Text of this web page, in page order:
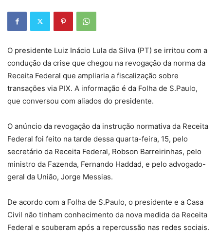
O presidente Luiz Inácio Lula da Silva (PT) se irritou com a
condução da crise que chegou na revogação da norma da
Receita Federal que ampliaria a fiscalização sobre
transações via PIX. A informação é da Folha de S.Paulo,
que conversou com aliados do presidente.
O anúncio da revogação da instrução normativa da Receita
Federal foi feito na tarde dessa quarta-feira, 15, pelo
secretário da Receita Federal, Robson Barreirinhas, pelo
ministro da Fazenda, Fernando Haddad, e pelo advogado-
geral da União, Jorge Messias.
De acordo com a Folha de S.Paulo, o presidente e a Casa
Civil não tinham conhecimento da nova medida da Receita
Federal e souberam após a repercussão nas redes sociais.